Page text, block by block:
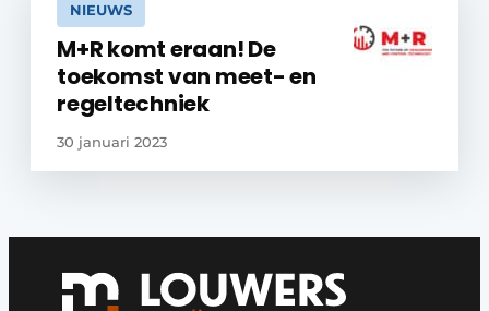
NIEUWS
M+R komt eraan! De
toekomst van meet- en
regeltechniek
30 januari 2023